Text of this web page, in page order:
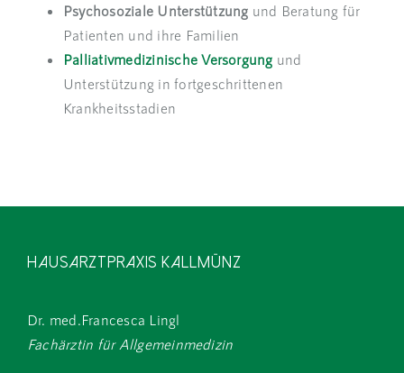
Psychosoziale Unterstützung und Beratung für
Patienten und ihre Familien
Palliativmedizinische Versorgung und
Unterstützung in fortgeschrittenen
Krankheitsstadien
Hausarztpraxis Kallmünz
Dr. med.Francesca Lingl
Fachärztin für Allgemeinmedizin